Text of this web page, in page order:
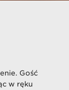
Gość
w ręku